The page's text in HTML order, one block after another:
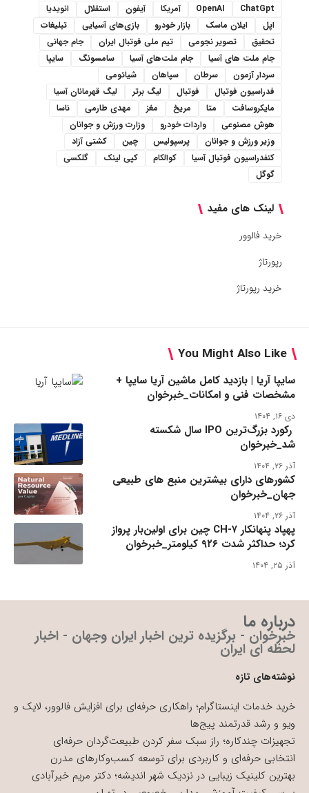
ChatGpt
OpenAI آمریکا آیفون استقلال
انویدیا
اپل
ایلان ماسک بازار خودرو بازی‌های آسیایی
تبلیغات
تحقیق
تصویر نجومی تیم ملی فوتبال ایران
جام جهانی
جام ملت های آسیا
جام ملت‌های آسیا سامسونگ
سایپا
سردار آزمون
سرطان سپاهان
شیائومی
فدراسیون فوتبال
فوتبال لیگ برتر
لیگ قهرمانان آسیا
مایکروسافت
متا مریخ مغز مهدی طارمی
ناسا
هوش مصنوعی
واردات خودرو
وزارت ورزش و جوانان
وزیر ورزش و جوانان
پرسپولیس چین
کشتی آزاد
کنفدراسیون فوتبال آسیا
کوالکام کپی لینک
گلکسی
گوگل
لینک های مفید
خرید فالوور
رپورتاژ
خرید رپورتاژ
You Might Also Like
سایپا آریا | بازدید کامل ماشین آریا سایپا +
مشخصات فنی و امکانات_خبرخوان
دی ۱۶, ۱۴۰۴
رکورد بزرگ‌ترین IPO سال شکسته
شد_خبرخوان
آذر ۲۶, ۱۴۰۴
کشورهای دارای بیشترین منبع های طبیعی
جهان_خبرخوان
آذر ۲۶, ۱۴۰۴
پهپاد پنهانکار CH-۷ چین برای اولین‌بار پرواز
کرد؛ حداکثر شدت ۹۲۶ کیلومتر_خبرخوان
آذر ۲۵, ۱۴۰۴
درباره ما
خبرخوان - برگزیده ترین اخبار ایران وجهان - اخبار
لحظه ای ایران
نوشته‌های تازه
خرید خدمات اینستاگرام؛ راهکاری حرفه‌ای برای افزایش فالوور، لایک و
ویو و رشد قدرتمند پیج‌ها
تجهیزات چندکاره؛ راز سبک سفر کردن طبیعت‌گردان حرفه‌ای
انتخابی حرفه‌ای و کاربردی برای توسعه کسب‌وکارهای مدرن
بهترین کلینیک زیبایی در نزدیک شهر اندیشه؛ دکتر مریم خیرآبادی